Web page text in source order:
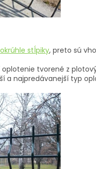
okrúhle stĺpiky, preto sú
tvorené z
a najpredávanejší typ